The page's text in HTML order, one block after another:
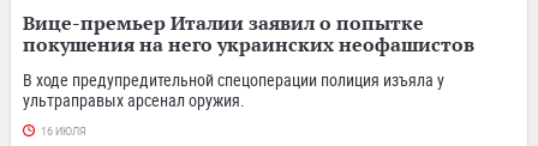
Вице-премьер Италии заявил о попытке
покушения на него украинских неофашистов
В ходе предупредительной спецоперации полиция изъяла у
ультраправых арсенал оружия.
16 ИЮЛЯ